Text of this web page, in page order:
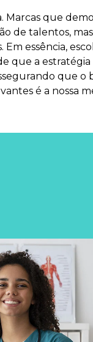
que
de talentos,
essência,
que a
que o
é a nossa